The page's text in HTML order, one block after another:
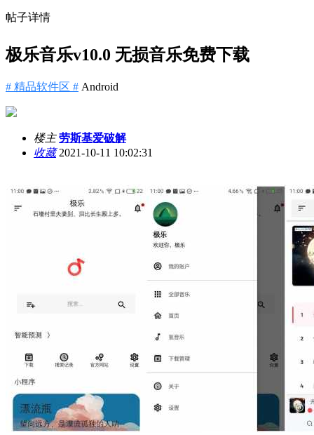
帖子详情
极乐音乐v10.0 无损音乐免费下载
# 精品软件区 # Android
楼主 劳斯基爱破解
收藏2021-10-11 10:02:31